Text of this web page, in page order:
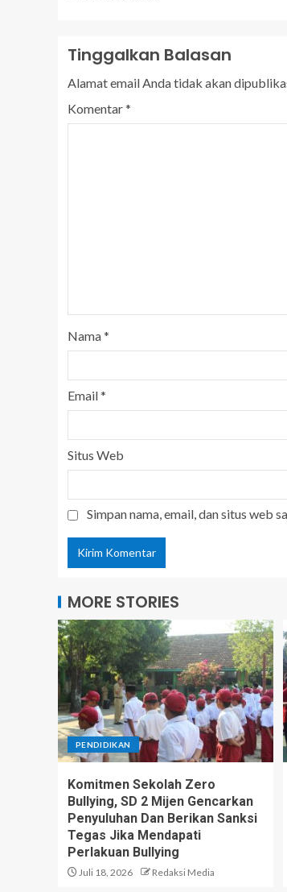
Tinggalkan Balasan
Alamat email Anda tidak akan
Komentar*
Nama*
Email*
Situs Web
Simpan nama, email, dan situs web
MORE STORIES
PENDIDIKAN
Komitmen Sekolah Zero
Bullying, SD 2 Mijen Gencarkan
Penyuluhan Dan Berikan Sanksi
Tegas Jika Mendapati
Perlakuan Bullying
Juli 18, 2026 Redaksi Media